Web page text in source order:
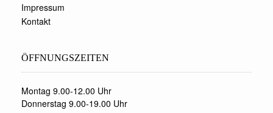
Impressum
Kontakt
ÖFFNUNGSZEITEN
Montag 9.00-12.00 Uhr
Donnerstag 9.00-19.00 Uhr